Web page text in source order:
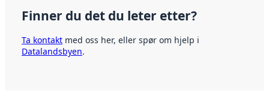
Finner du det du leter etter?
Ta kontakt med oss her, eller spør om hjelp i
Datalandsbyen.